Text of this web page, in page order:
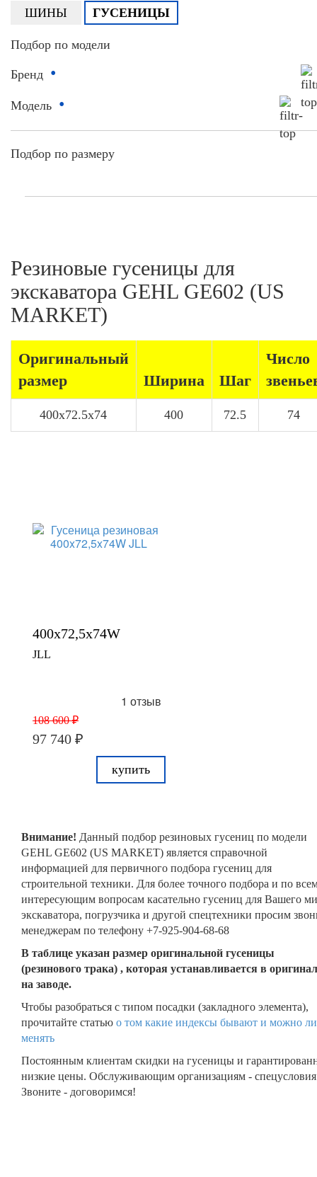
ШИНЫ ГУСЕНИЦЫ
Подбор по модели
Бренд •
Модель •
Подбор по размеру
Резиновые гусеницы для
экскаватора GEHL GE602 (US
MARKET)
Оригинальный
размер
Ширина Шаг
Число
400x72.5x74 400 72.5 74
400x72,5x74W
JLL
1 отзыв
108 600 ₽
97 740 ₽
купить
Внимание! Данный подбор резиновых гусениц по модели
GEHL GE602 (US MARKET) является справочной
информацией для первичного подбора гусениц для
строительной техники. Для более точного подбора и по
интересующим вопросам касательно гусениц для Вашего
экскаватора, погрузчика и другой спецтехники просим
менеджерам по телефону +7-925-904-68-68
В таблице указан размер оригинальной гусеницы
(резинового трака) , которая устанавливается в
на заводе.
Чтобы разобраться с типом посадки (закладного элемента),
прочитайте статью о том какие индексы бывают и можно
менять
Постоянным клиентам скидки на гусеницы и
низкие цены. Обслуживающим организациям -
Звоните - договоримся!